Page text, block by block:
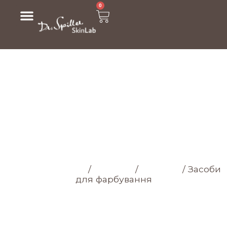
0
/ / /Засоби
для фарбування